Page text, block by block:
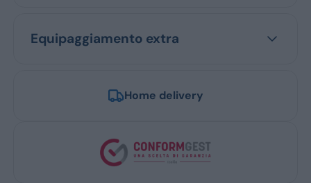
Equipaggiamento extra
Home delivery